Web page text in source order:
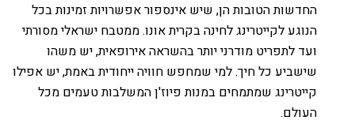
החדשות הטובות הן, שיש אינספור אפשרויות זמינות בכל
הנוגע לקייטרינג לחינה בקרית אונו. ממטבח ישראלי מסורתי
ועד לתפריט מודרני יותר בהשראה אירופאית, יש משהו
שישביע כל חיך. למי שמחפש חוויה ייחודית באמת, יש אפילו
קייטרינג שמתמחים במנות פיוז'ן המשלבות טעמים מכל
העולם.